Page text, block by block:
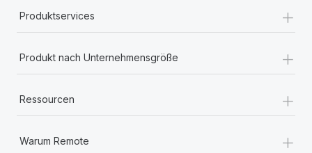
Produktservices +
Produkt nach Unternehmensgröße +
Ressourcen +
Warum Remote +